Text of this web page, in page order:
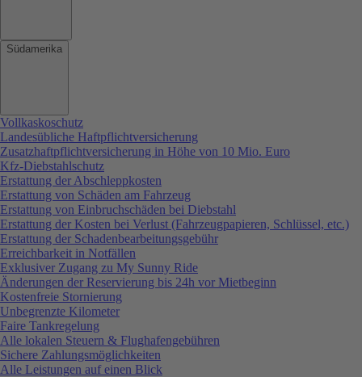
Südamerika
Vollkaskoschutz
Landesübliche Haftpflichtversicherung
Zusatzhaftpflichtversicherung in Höhe von 10 Mio. Euro
Kfz-Diebstahlschutz
Erstattung der Abschleppkosten
Erstattung von Schäden am Fahrzeug
Erstattung von Einbruchschäden bei Diebstahl
Erstattung der Kosten bei Verlust (Fahrzeugpapieren, Schlüssel, etc.)
Erstattung der Schadenbearbeitungsgebühr
Erreichbarkeit in Notfällen
Exklusiver Zugang zu My Sunny Ride
Änderungen der Reservierung bis 24h vor Mietbeginn
Kostenfreie Stornierung
Unbegrenzte Kilometer
Faire Tankregelung
Alle lokalen Steuern & Flughafengebühren
Sichere Zahlungsmöglichkeiten
Alle Leistungen auf einen Blick